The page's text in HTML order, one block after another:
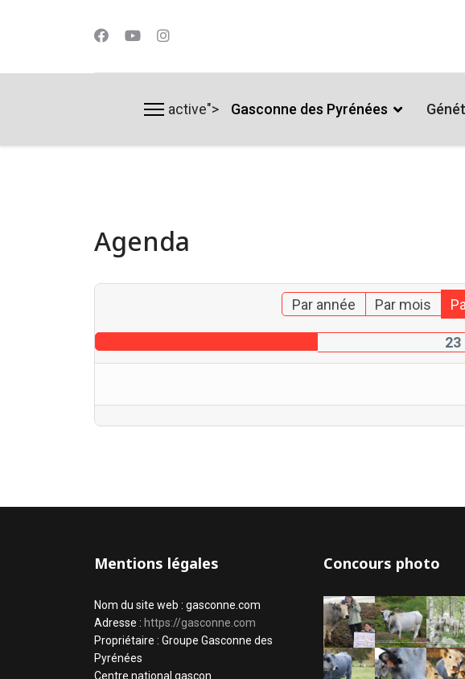
active"> Gasconne des Pyrénées
Agenda
Par année Par mois
23
Mentions légales
Nom du site web : gasconne.com
Adresse : https://gasconne.com
Propriétaire : Groupe Gasconne des
Pyrénées
Centre national gascon
Concours photo